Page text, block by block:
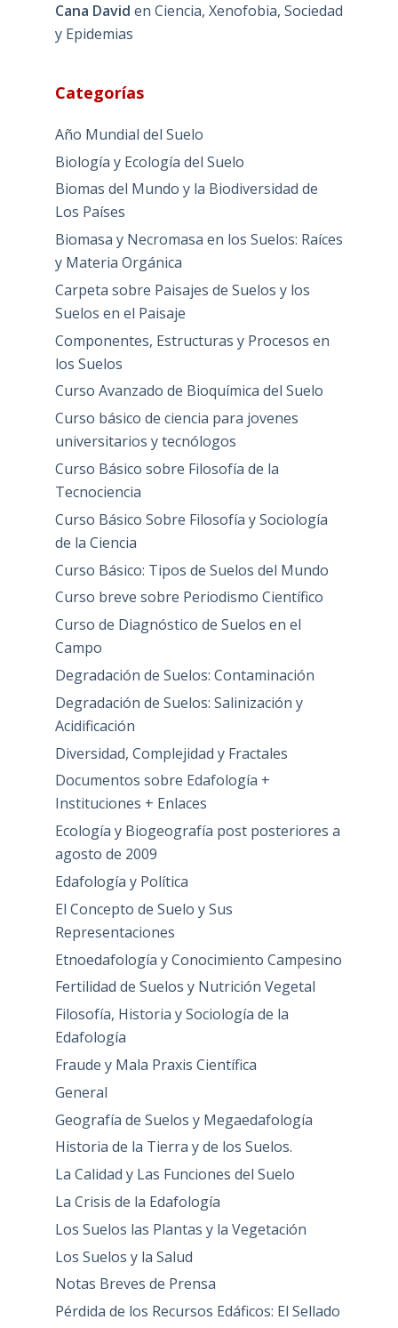
Cana David en Ciencia, Xenofobia, Sociedad
y Epidemias
Categorías
Año Mundial del Suelo
Biología y Ecología del Suelo
Biomas del Mundo y la Biodiversidad de
Los Países
Biomasa y Necromasa en los Suelos: Raíces
y Materia Orgánica
Carpeta sobre Paisajes de Suelos y los
Suelos en el Paisaje
Componentes, Estructuras y Procesos en
los Suelos
Curso Avanzado de Bioquímica del Suelo
Curso básico de ciencia para jovenes
universitarios y tecnólogos
Curso Básico sobre Filosofía de la
Tecnociencia
Curso Básico Sobre Filosofía y Sociología
de la Ciencia
Curso Básico: Tipos de Suelos del Mundo
Curso breve sobre Periodismo Científico
Curso de Diagnóstico de Suelos en el
Campo
Degradación de Suelos: Contaminación
Degradación de Suelos: Salinización y
Acidificación
Diversidad, Complejidad y Fractales
Documentos sobre Edafología +
Instituciones + Enlaces
Ecología y Biogeografía post posteriores a
agosto de 2009
Edafología y Política
El Concepto de Suelo y Sus
Representaciones
Etnoedafología y Conocimiento Campesino
Fertilidad de Suelos y Nutrición Vegetal
Filosofía, Historia y Sociología de la
Edafología
Fraude y Mala Praxis Científica
General
Geografía de Suelos y Megaedafología
Historia de la Tierra y de los Suelos.
La Calidad y Las Funciones del Suelo
La Crisis de la Edafología
Los Suelos las Plantas y la Vegetación
Los Suelos y la Salud
Notas Breves de Prensa
Pérdida de los Recursos Edáficos: El Sellado